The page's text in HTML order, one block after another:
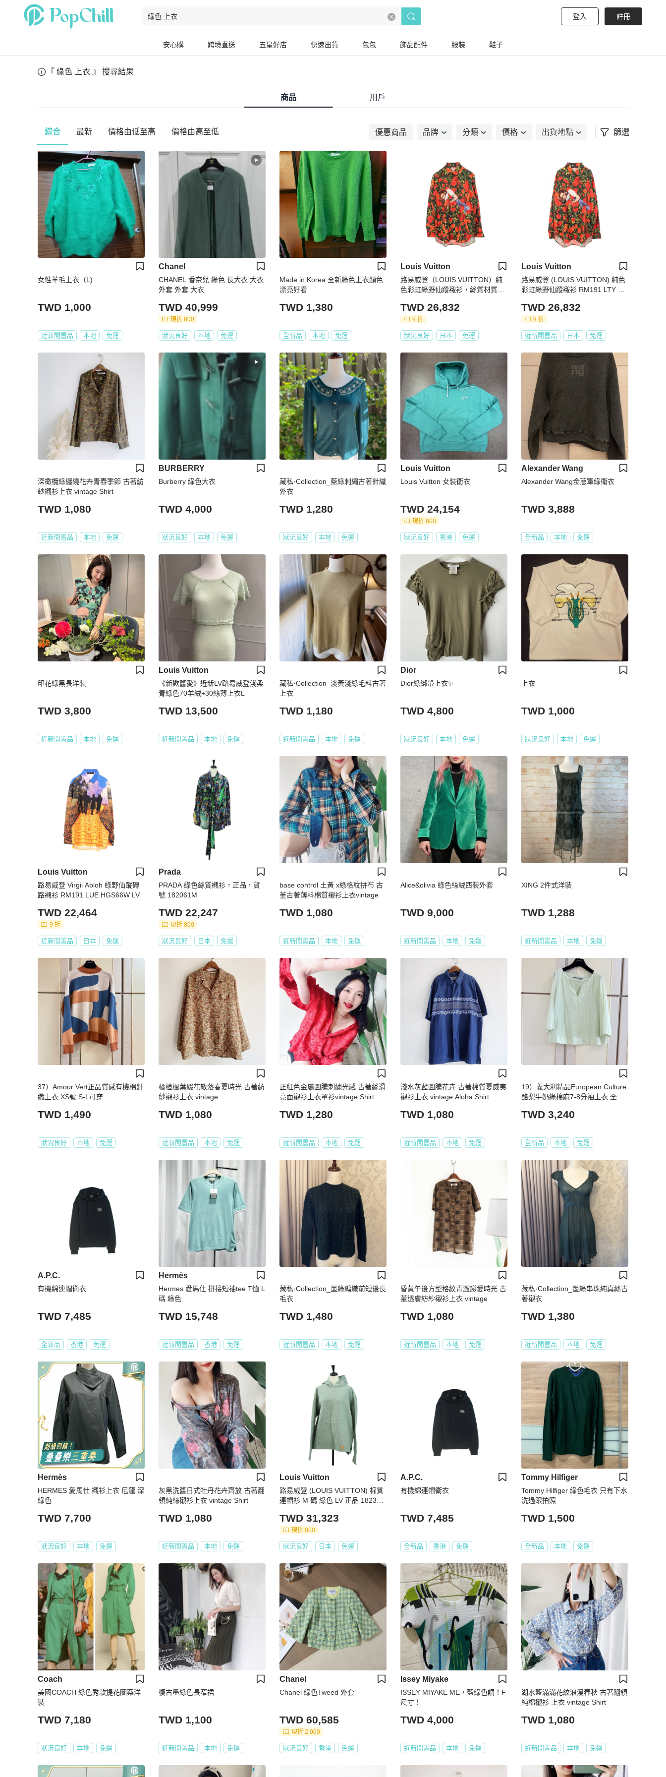
登入 註冊
安心購 跨境直送 五星好店 快速出貨 包包 飾品配件 服裝 鞋子
『 綠色 上衣 』 搜尋結果
商品 用戶
綜合 最新 價格由低至高 價格由高至低 優惠商品 品牌 分類 價格 出貨地點 篩選
女性羊毛上衣（L)
TWD 1,000
近新閒置品 本地 免運
Chanel
CHANEL 香奈兒 綠色 長大衣 大衣
外套 外套 大衣
TWD 40,999
現折 800
狀況良好 本地 免運
Made in Korea 全新綠色上衣顏色
漂亮好看
TWD 1,380
全新品 本地 免運
Louis Vuitton
路易威登（LOUIS VUITTON）純
色彩虹綠野仙蹤襯衫，絲質材質，
TWD 26,832
9 折
狀況良好 日本 免運
Louis Vuitton
路易威登 (LOUIS VUITTON) 純色
彩虹綠野仙蹤襯衫 RM191 LTY HG
TWD 26,832
9 折
近新閒置品 日本 免運
深橄欖綠纏繞花卉青春季節 古著紡
紗襯衫上衣 vintage Shirt
TWD 1,080
近新閒置品 本地 免運
BURBERRY
Burberry 綠色大衣
TWD 4,000
狀況良好 本地 免運
藏私·Collection_藍綠刺繡古著針織
外衣
TWD 1,280
狀況良好 本地 免運
Louis Vuitton
Louis Vuitton 女裝衞衣
TWD 24,154
現折 800
狀況良好 香港 免運
Alexander Wang
Alexander Wang金蔥軍綠衛衣
TWD 3,888
全新品 本地 免運
印花綠黑長洋裝
TWD 3,800
近新閒置品 本地 免運
Louis Vuitton
《新歡舊愛》近新LV路易威登淺柔
青綠色70羊絨+30絲薄上衣L
TWD 13,500
近新閒置品 本地 免運
藏私·Collection_淡黃淺綠毛料古著
上衣
TWD 1,180
近新閒置品 本地 免運
Dior
Dior綠綁帶上衣✨
TWD 4,800
狀況良好 本地 免運
上衣
TWD 1,000
狀況良好 本地 免運
Louis Vuitton
路易威登 Virgil Abloh 綠野仙蹤磚
路襯衫 RM191 LUE HGS66W LV
TWD 22,464
9 折
近新閒置品 日本 免運
Prada
PRADA 綠色絲質襯衫，正品，貨
號 182061M
TWD 22,247
現折 800
狀況良好 日本 免運
base control 土黃 x綠格紋拼布 古
董古著薄料棉質襯衫上衣vintage
TWD 1,080
近新閒置品 本地 免運
Alice&olivia 綠色絲絨西裝外套
TWD 9,000
近新閒置品 本地 免運
XING 2件式洋裝
TWD 1,288
近新閒置品 本地 免運
37）Amour Vert正品質感有機棉針
織上衣 XS號 S-L可穿
TWD 1,490
狀況良好 本地 免運
橘橙楓葉綴花散落春夏時光 古著紡
紗襯衫上衣 vintage
TWD 1,080
近新閒置品 本地 免運
正紅色金屬圖騰刺繡光感 古著絲滑
亮面襯衫上衣罩衫vintage Shirt
TWD 1,280
近新閒置品 本地 免運
淺水灰藍圖騰花卉 古著棉質夏威夷
襯衫上衣 vintage Aloha Shirt
TWD 1,080
近新閒置品 本地 免運
19）義大利精品European Culture
酪梨牛奶綠棉麻7-8分袖上衣 全新
TWD 3,240
全新品 本地 免運
A.P.C.
有機綿連帽衛衣
TWD 7,485
全新品 香港 免運
Hermès
Hermes 愛馬仕 拼接短袖tee T恤 L
碼 綠色
TWD 15,748
近新閒置品 香港 免運
藏私·Collection_墨綠編織前短後長
毛衣
TWD 1,480
近新閒置品 本地 免運
昏黃午後方型格紋青澀戀愛時光 古
董透膚紡紗襯衫上衣 vintage
TWD 1,080
近新閒置品 本地 免運
藏私·Collection_墨綠串珠純真絲古
著襯衣
TWD 1,380
近新閒置品 本地 免運
Hermès
HERMES 愛馬仕 襯衫上衣 尼龍 深
綠色
TWD 7,700
狀況良好 本地 免運
灰黑洗舊日式牡丹花卉齊放 古著翻
領純絲襯衫上衣 vintage Shirt
TWD 1,080
近新閒置品 本地 免運
Louis Vuitton
路易威登 (LOUIS VUITTON) 棉質
連帽衫 M 碼 綠色 LV 正品 182325
TWD 31,323
現折 800
狀況良好 日本 免運
A.P.C.
有機綿連帽衛衣
TWD 7,485
全新品 香港 免運
Tommy Hilfiger
Tommy Hilfiger 綠色毛衣 只有下水
洗過跟拍照
TWD 1,500
全新品 本地 免運
Coach
美國COACH 綠色秀款提花圖案洋
裝
TWD 7,180
狀況良好 本地 免運
復古墨綠色長窄裙
TWD 1,100
近新閒置品 本地 免運
Chanel
Chanel 綠色Tweed 外套
TWD 60,585
現折 2,000
狀況良好 香港 免運
Issey Miyake
ISSEY MIYAKE ME，藍綠色調！F
尺寸！
TWD 4,000
近新閒置品 本地 免運
湖水藍滿滿花紋浪漫春秋 古著翻領
純棉襯衫 上衣 vintage Shirt
TWD 1,080
近新閒置品 本地 免運